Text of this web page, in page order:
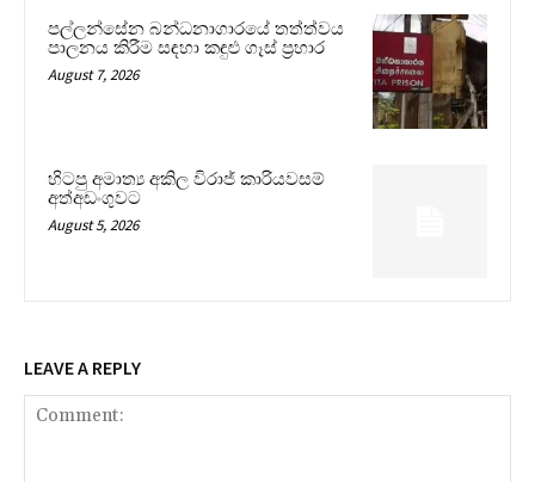
පල්ලන්සේන බන්ධනාගාරයේ තත්ත්වය
පාලනය කිරීම සඳහා කඳුළු ගෑස් ප්‍රහාර
August 7, 2026
හිටපු අමාත්‍ය අකිල විරාජ් කාරියවසම්
අත්අඩංගුවට
August 5, 2026
LEAVE A REPLY